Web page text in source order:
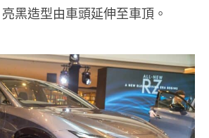
黑造型由車頭延伸至車頂。